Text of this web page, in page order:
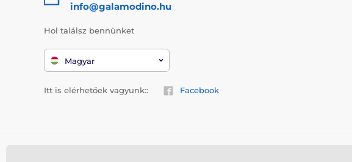
info@galamodino.hu
Hol találsz bennünket
Magyar
Itt is elérhetőek vagyunk:: Facebook